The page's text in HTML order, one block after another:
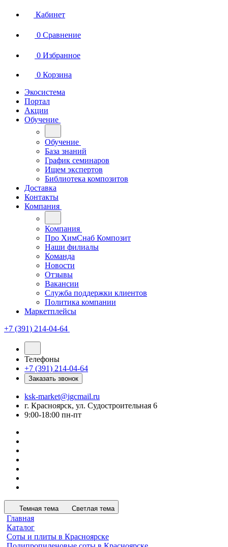
Кабинет
0 Сравнение
0 Избранное
0 Корзина
Экосистема
Портал
Акции
Обучение
Обучение
База знаний
График семинаров
Ищем экспертов
Библиотека композитов
Доставка
Контакты
Компания
Компания
Про ХимСнаб Композит
Наши филиалы
Команда
Новости
Отзывы
Вакансии
Служба поддержки клиентов
Политика компании
Маркетплейсы
+7 (391) 214-04-64
Телефоны
+7 (391) 214-04-64
Заказать звонок
ksk-market@igcmail.ru
г. Красноярск, ул. Судостроительная 6
9:00-18:00 пн-пт
Темная тема Светлая тема
Главная
Каталог
Соты и плиты в Красноярске